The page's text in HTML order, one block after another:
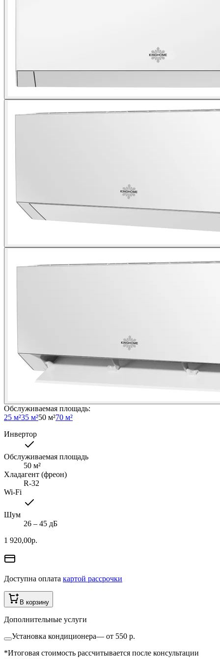
Обслуживаемая площадь:
25 м²35 м²50 м²70 м²
Инвертор
Обслуживаемая площадь
50 м²
Хладагент (фреон)
R-32
Wi-Fi
Шум
26 ‒ 45 дБ
1 920,00р.
Доступна оплата картой рассрочки
В корзину
Дополнительные услуги
Установка кондиционера— от 550 р.
*Итоговая стоимость рассчитывается после консультации